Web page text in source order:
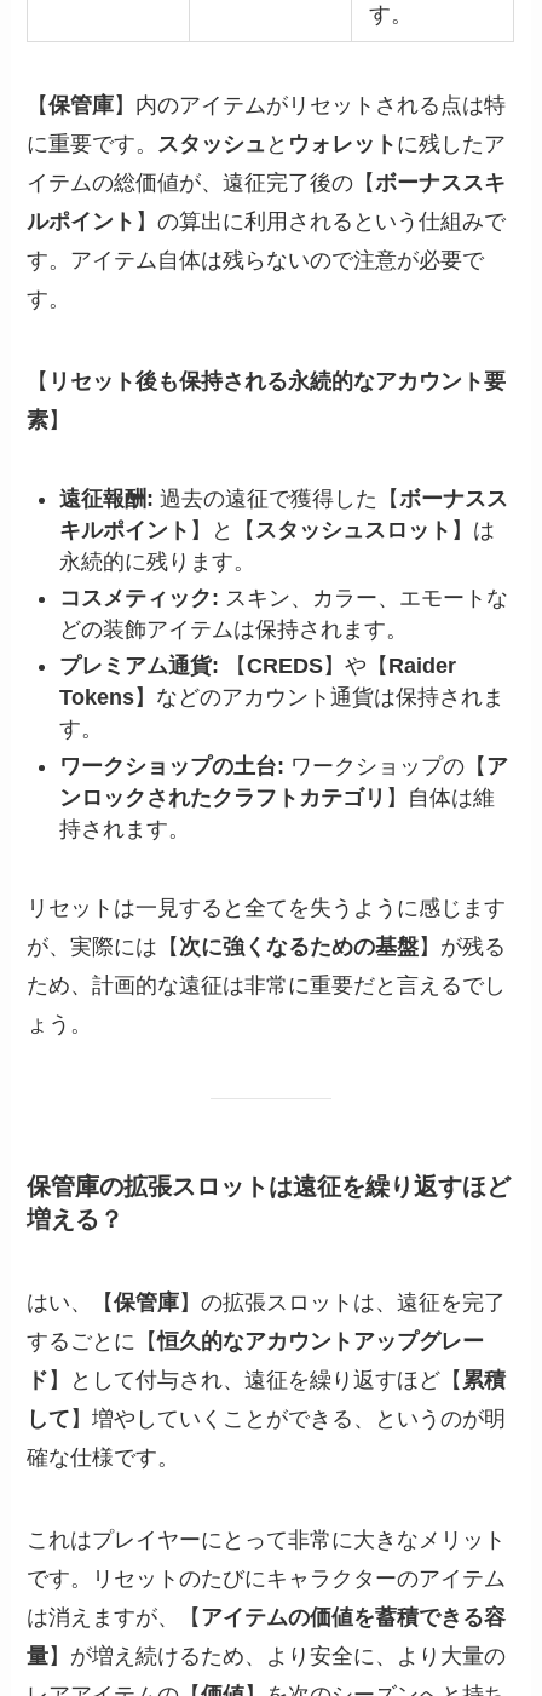
す。
【保管庫】内のアイテムがリセットされる点は特
に重要です。 スタッシュ と ウォレット に残したア
イテムの総価値が、遠征完了後の【ボーナススキ
ルポイント 】の算出に利用されるという仕組みで
す。アイテム自体は残らないので注意が必要で
す。
【 リセット後も保持される永続的なアカウント要
素】
遠征報酬: 過去の遠征で獲得した【ボーナスス
キルポイント 】と【 スタッシュスロット 】は
永続的に残ります。
コスメティック: スキン、カラー、エモートな
どの装飾アイテムは保持されます。
プレミアム通貨: 【CREDS】や【 Raider
Tokens】などのアカウント通貨は保持されま
す。
ワークショップの土台: ワークショップの【 ア
ンロックされたクラフトカテゴリ 】自体は維
持されます。
リセットは一見すると全てを失うように感じます
が、実際には【 次に強くなるための基盤】が残る
ため、計画的な遠征は非常に重要だと言えるでし
ょう。
保管庫の拡張スロットは遠征を繰り返すほど
増える？
はい、【保管庫】の拡張スロットは、遠征を完了
するごとに【恒久的なアカウントアップグレー
ド 】として付与され、遠征を繰り返すほど【 累積
して 】増やしていくことができる、というのが明
確な仕様です。
これはプレイヤーにとって非常に大きなメリット
です。リセットのたびにキャラクターのアイテム
は消えますが、【 アイテムの価値を蓄積できる容
量】が増え続けるため、より安全に、より大量の